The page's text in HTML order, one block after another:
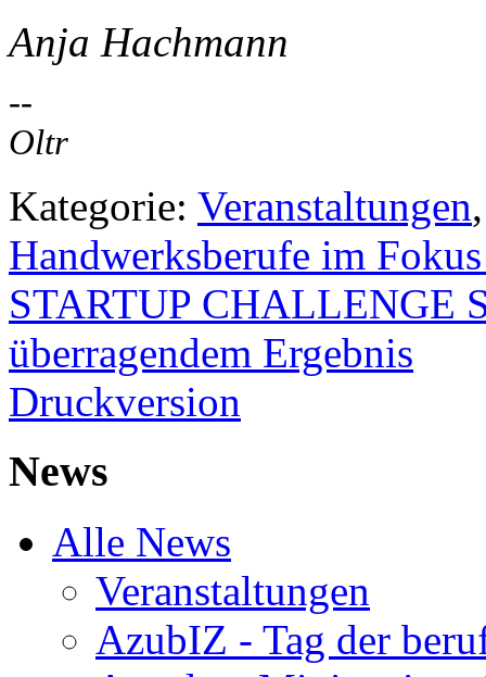
Anja Hachmann
--
Oltr
Kategorie: Veranstaltungen
Handwerksberufe im
STARTUP CHALLENGE
überragendem Ergebnis
Druckversion
News
Alle News
Veranstaltungen
AzubIZ - Tag der